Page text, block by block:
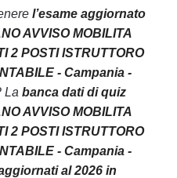
l’esame aggiornato
AVVISO MOBILITA
2 POSTI ISTRUTTORO
- Campania -
La banca dati di quiz
AVVISO MOBILITA
2 POSTI ISTRUTTORO
- Campania -
al 2026 in